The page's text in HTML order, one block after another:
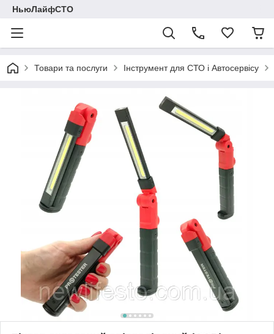
НьюЛайфСТО
Товари та послуги Інструмент для СТО і Автосервісу